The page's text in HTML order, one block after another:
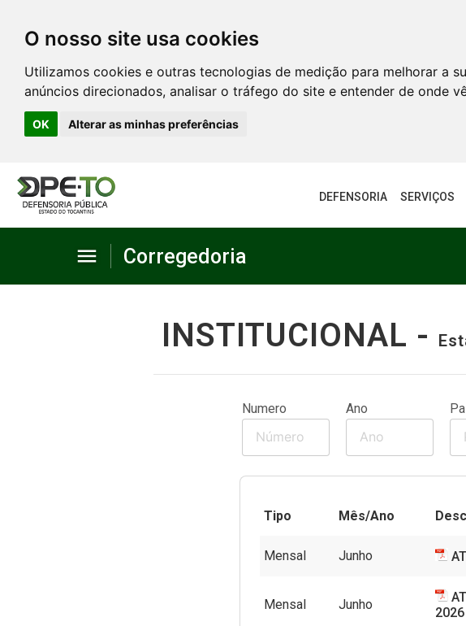
O nosso site usa cookies
Utilizamos cookies e outras tecnologias de medição para melhorar a
anúncios direcionados, analisar o tráfego do site e entender de onde
OK Alterar as minhas preferências
DEFENSORIA SERVIÇOS
menu Corregedoria
INSTITUCIONAL -
Numero Ano
Tipo Mês/Ano
Mensal Junho
Mensal Junho
2026